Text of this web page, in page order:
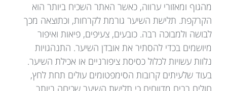
מהגוף ומאזורי ערווה, כאשר האתר השכיח ביותר הוא
הקרקפת. תלישת השיער גורמת לקרחות, וכתוצאה מכך
לבושה ולמבוכה רבה. כובעים, צעיפים, פיאות ואיפור
מיושמים בכדי להסתיר את אובדן השיער. התנהגויות
נלוות עשויות לכלול כסיסת ציפורניים או אכילת השיער.
בעוד שלעיתים קרובות הסימפטומים עולים תחת לחץ,
חולים רבים מדווחים כי תלישת השיער שכיחה ביותר